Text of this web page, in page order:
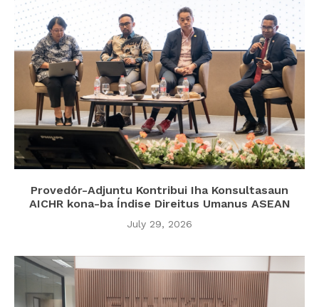
Provedór-Adjuntu Kontribui Iha Konsultasaun
AICHR kona-ba Índise Direitus Umanus ASEAN
July 29, 2026